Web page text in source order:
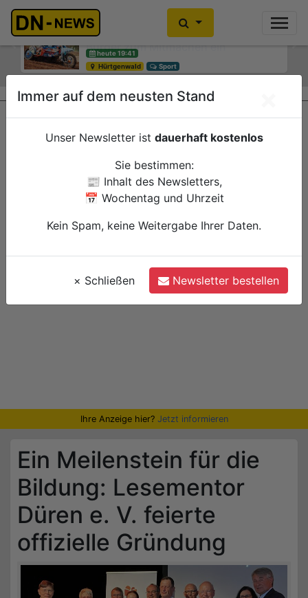
Smarte Baumbewässerung: Neues
Pilotprojekt lädt Bürgerinnen und
Bürger zum Mitmachen ein
heute 12:15
Previous
Ihre Anzeige hier? Jetzt informieren
Ein Meilenstein für die
Bildung: Lesementor
Düren e. V. feierte
offizielle Gründung
Immer auf dem neusten Stand
Unser Newsletter ist dauerhaft kostenlos
Sie bestimmen:
📰 Inhalt des Newsletters,
📅 Wochentag und Uhrzeit
Kein Spam, keine Weitergabe Ihrer Daten.
× Schließen Newsletter bestellen